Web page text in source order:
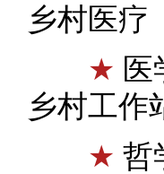
乡村医疗
★
乡村工作
★ 哲